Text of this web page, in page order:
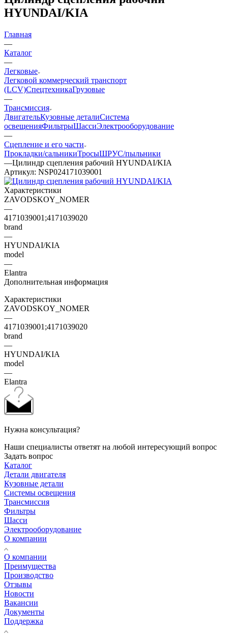
HYUNDAI/KIA
Главная
—
Каталог
—
Легковые
Легковой коммерческий транспорт
(LCV)СпецтехникаГрузовые
—
Трансмиссия
ДвигательКузовные деталиСистема
освещенияФильтрыШассиЭлектрооборудование
—
Сцепление и его части
Прокладки/сальникиТросыШРУС/пыльники
—Цилиндр сцепления рабочий HYUNDAI/KIA
Артикул: NSP024171039001
Характеристики
ZAVODSKOY_NOMER
—
4171039001;4171039020
brand
—
HYUNDAI/KIA
model
—
Elantra
Дополнительная информация
Характеристики
ZAVODSKOY_NOMER
—
4171039001;4171039020
brand
—
HYUNDAI/KIA
model
—
Elantra
Нужна консультация?
Наши специалисты ответят на любой интересующий вопрос
Задать вопрос
Каталог
Детали двигателя
Кузовные детали
Системы освещения
Трансмиссия
Фильтры
Шасси
Электрооборудование
О компании
О компании
Преимущества
Производство
Отзывы
Новости
Вакансии
Документы
Поддержка